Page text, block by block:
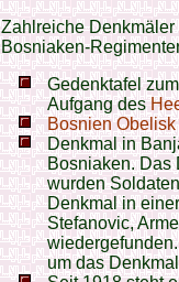
Zahlreiche
Bosniaken-
Gedenktafel
Aufgang des
Bosnien Obelisk
Denkmal in
Bosniaken. Das
wurden
Denkmal in
Stefanovic,
um das